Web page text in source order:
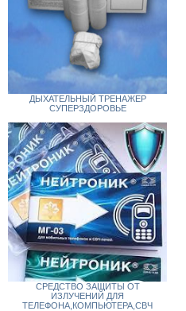
ДЫХАТЕЛЬНЫЙ ТРЕНАЖЕР
СУПЕРЗДОРОВЬЕ
СРЕДСТВО ЗАЩИТЫ ОТ
ИЗЛУЧЕНИЙ ДЛЯ
ТЕЛЕФОНА,КОМПЬЮТЕРА,СВЧ